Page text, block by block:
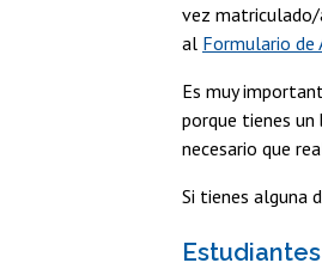
vez
al Formulario de
Es muy
porque tienes un
necesario que
Si tienes alguna